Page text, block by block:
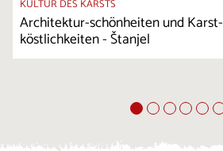
KULTUR DES KARSTS
Architektur-schönheiten und Karst-
köstlichkeiten - Štanjel